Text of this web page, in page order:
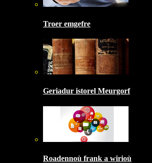
Troer emgefre
Geriadur istorel Meurgorf
Roadennoù frank a wirioù